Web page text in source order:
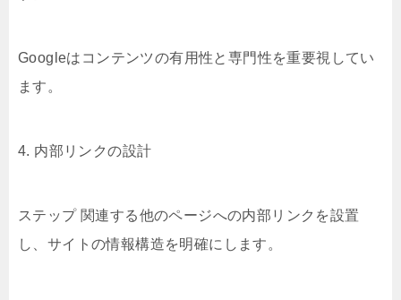
Googleはコンテンツの有用性と専門性を重要視してい
ます。
4. 内部リンクの設計
ステップ 関連する他のページへの内部リンクを設置
し、サイトの情報構造を明確にします。